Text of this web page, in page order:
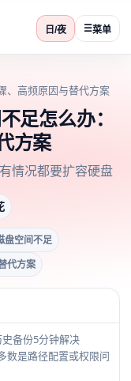
日/夜 ☰菜单
、高频原因与替代方案
足怎么办：
方案
情况都要扩容硬盘
盘空间不足
代方案
备份5分钟解决
数是路径配置或权限问